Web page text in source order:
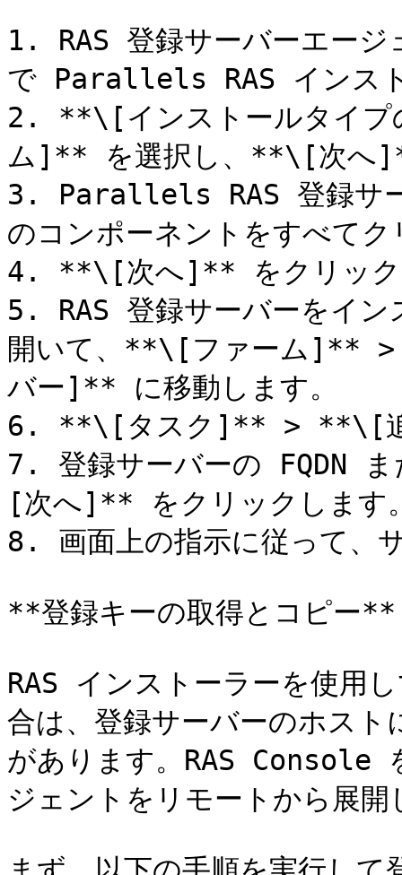
1. RAS 登録サーバーエージ
で Parallels RAS インスト
2. **\[インストールタイ
ム]** を選択し、**\[次へ
3. Parallels RAS 登録サー
のコンポーネントをすべてク
4. **\[次へ]** をクリック
5. RAS 登録サーバーをイ
開いて、**\[ファーム]**
バー]** に移動します。
6. **\[タスク]** > **\[追
7. 登録サーバーの FQDN
[次へ]** をクリックします
8. 画面上の指示に従って、
**登録キーの取得とコピー**
RAS インストーラーを使用
合は、登録サーバーのホスト
があります。RAS Console
ジェントをリモートから展